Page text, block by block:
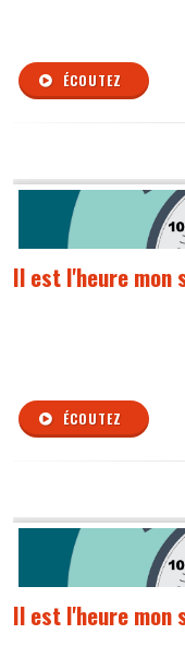
ÉCOUTEZ
Il est l'heure mon
ÉCOUTEZ
Il est l'heure mon